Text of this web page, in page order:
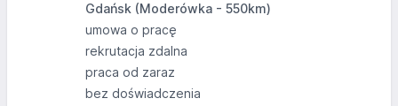
Gdańsk (Moderówka - 550km)
umowa o pracę
rekrutacja zdalna
praca od zaraz
bez doświadczenia